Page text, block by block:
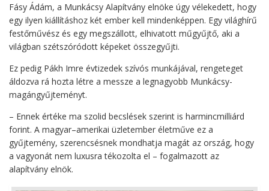
Fásy Ádám, a Munkácsy Alapítvány elnöke úgy vélekedett, hogy
egy ilyen kiállításhoz két ember kell mindenképpen. Egy világhírű
festőművész és egy megszállott, elhivatott műgyűjtő, aki a
világban szétszóródott képeket összegyűjti.
Ez pedig Pákh Imre évtizedek szívós munkájával, rengeteget
áldozva rá hozta létre a messze a legnagyobb Munkácsy-
magángyűjteményt.
– Ennek értéke ma szolid becslések szerint is harmincmilliárd
forint. A magyar–amerikai üzletember életműve ez a
gyűjtemény, szerencsésnek mondhatja magát az ország, hogy
a vagyonát nem luxusra tékozolta el – fogalmazott az
alapítvány elnök.